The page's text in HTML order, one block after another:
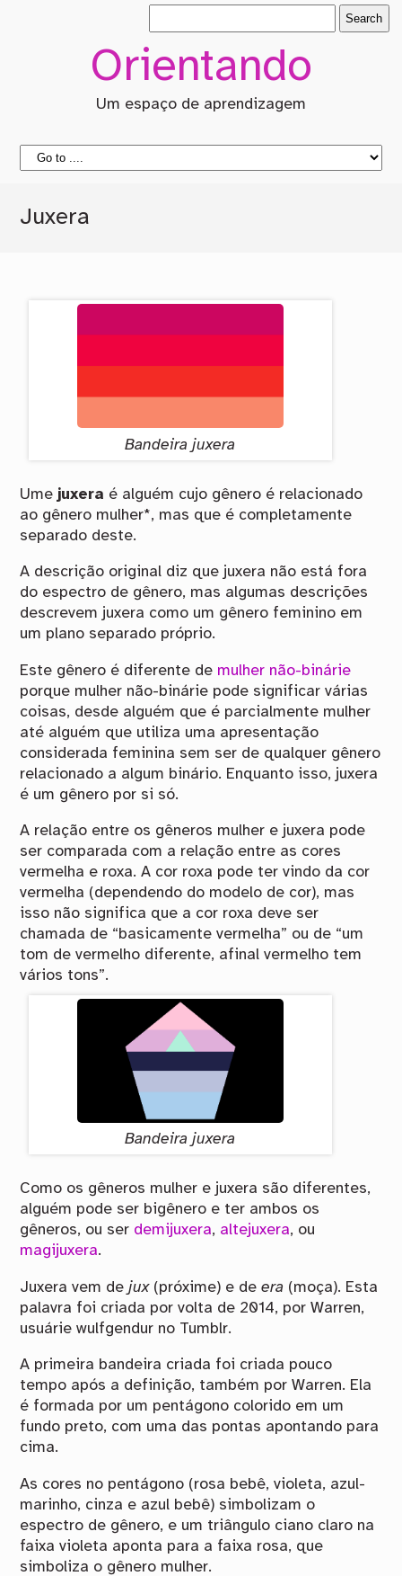
Orientando
Um espaço de aprendizagem
Juxera
Bandeira juxera
Ume juxera é alguém cujo gênero é relacionado
ao gênero mulher*, mas que é completamente
separado deste.
A descrição original diz que juxera não está fora
do espectro de gênero, mas algumas descrições
descrevem juxera como um gênero feminino em
um plano separado próprio.
Este gênero é diferente de mulher não-binárie
porque mulher não-binárie pode significar várias
coisas, desde alguém que é parcialmente mulher
até alguém que utiliza uma apresentação
considerada feminina sem ser de qualquer gênero
relacionado a algum binário. Enquanto isso, juxera
é um gênero por si só.
A relação entre os gêneros mulher e juxera pode
ser comparada com a relação entre as cores
vermelha e roxa. A cor roxa pode ter vindo da cor
vermelha (dependendo do modelo de cor), mas
isso não significa que a cor roxa deve ser
chamada de “basicamente vermelha” ou de “um
tom de vermelho diferente, afinal vermelho tem
vários tons”.
Bandeira juxera
Como os gêneros mulher e juxera são diferentes,
alguém pode ser bigênero e ter ambos os
gêneros, ou ser demijuxera, altejuxera, ou
magijuxera.
Juxera vem dejux(próxime) e deera (moça). Esta
palavra foi criada por volta de 2014, por Warren,
usuárie wulfgendur no Tumblr.
A primeira bandeira criada foi criada pouco
tempo após a definição, também por Warren. Ela
é formada por um pentágono colorido em um
fundo preto, com uma das pontas apontando para
cima.
As cores no pentágono (rosa bebê, violeta, azul-
marinho, cinza e azul bebê) simbolizam o
espectro de gênero, e um triângulo ciano claro na
faixa violeta aponta para a faixa rosa, que
simboliza o gênero mulher.